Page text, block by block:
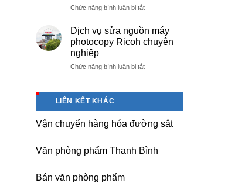
văn
công
ty
Vĩnh
Nam,
sau
sát
Chức năng bình luận bị tắtở
văn
phòng
giá
Yên,
Phòng-
sau
Dịch vụ sửa nguồn máy
photocopy Ricoh chuyên
nghiệp
Chức năng bình luận bị tắtở
photocopy
chuyên
nghiệp
LIÊN KẾT KHÁC
Vận chuyển hàng hóa đường sắt
Văn phòng phẩm Thanh Bình
Bán văn phòng phẩm